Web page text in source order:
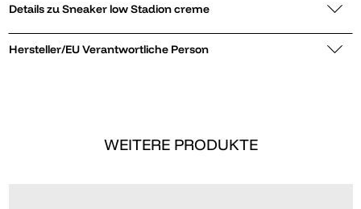
Details zu Sneaker low Stadion creme
Hersteller/EU Verantwortliche Person
WEITERE PRODUKTE